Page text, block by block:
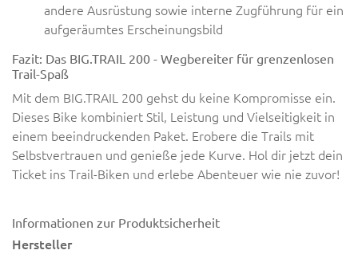
andere Ausrüstung sowie interne Zugführung für ein
aufgeräumtes Erscheinungsbild
Fazit: Das BIG.TRAIL 200 - Wegbereiter für grenzenlosen
Trail-Spaß
Mit dem BIG.TRAIL 200 gehst du keine Kompromisse ein.
Dieses Bike kombiniert Stil, Leistung und Vielseitigkeit in
einem beeindruckenden Paket. Erobere die Trails mit
Selbstvertrauen und genieße jede Kurve. Hol dir jetzt dein
Ticket ins Trail-Biken und erlebe Abenteuer wie nie zuvor!
Informationen zur Produktsicherheit
Hersteller